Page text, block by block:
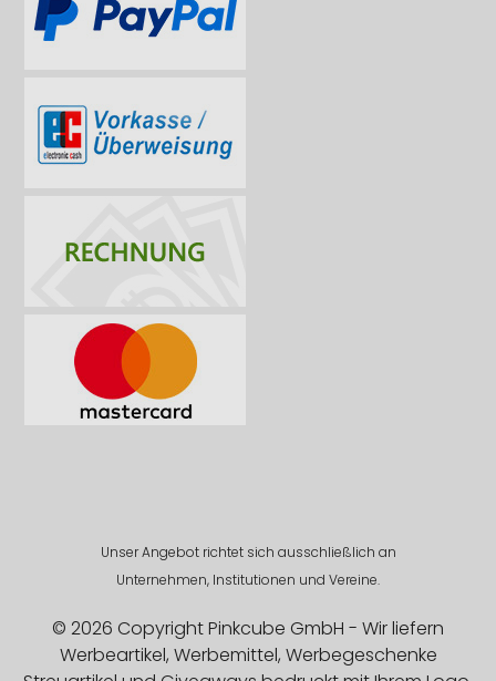
Unser Angebot richtet sich ausschließlich an
Unternehmen, Institutionen und Vereine.
© 2026 Copyright Pinkcube GmbH - Wir liefern
Werbeartikel, Werbemittel, Werbegeschenke